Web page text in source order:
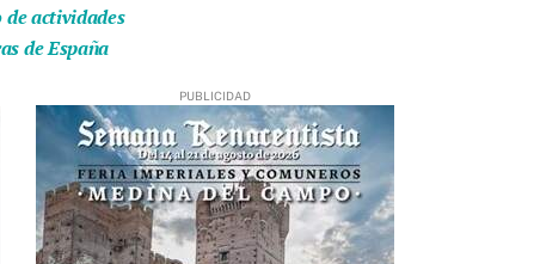
actividades
de España